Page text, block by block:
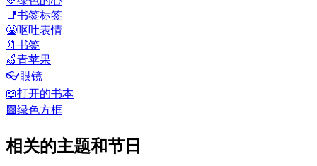
📑书签标签
🤮呕吐表情
🔖 书签
🍏青苹果
👓眼镜
📖打开的书本
🟩绿色方框
相关的主题和节日